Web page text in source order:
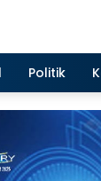
Politik